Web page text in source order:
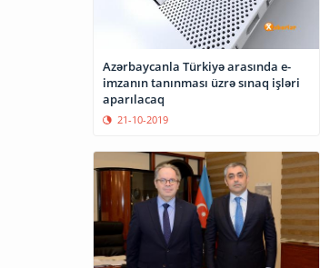
Azərbaycanla Türkiyə arasında e-
imzanın tanınması üzrə sınaq işləri
aparılacaq
21-10-2019